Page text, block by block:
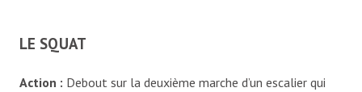
LE SQUAT
Action : Debout sur la deuxième marche d’un escalier qui